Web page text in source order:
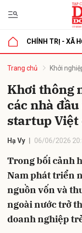
CHÍNH TRỊ - XÃ
Trang chủ Khởi
Khơi thông
các nhà
startup Việt
Hạ Vy 06/06/2026
Trong bối cảnh
Nam phát triển
nguồn vốn và
ngoài nước trở
doanh nghiệp
luận